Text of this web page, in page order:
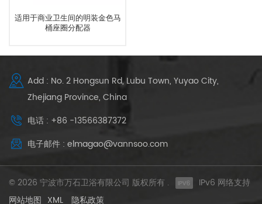
适用于商业卫生间的明装金色马
桶座圈分配器
Add : No. 2 Hongsun Rd, Lubu Town, Yuyao City,
Zhejiang Province, China
电话 : +86 -13566387372
电子邮件 : elmagao@vannsoo.com
© 2026 宁波市万石卫浴有限公司 版权所有 .
IPv6 网络支持
网站地图 XML 隐私政策